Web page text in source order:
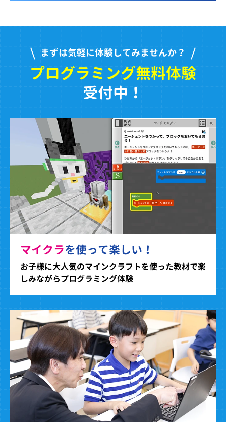
まずは気軽に体験してみませんか？
プログラミング無料体験
受付中！
マイクラを使って楽しい！
お子様に大人気のマインクラフトを使った教材で楽
しみながらプログラミング体験